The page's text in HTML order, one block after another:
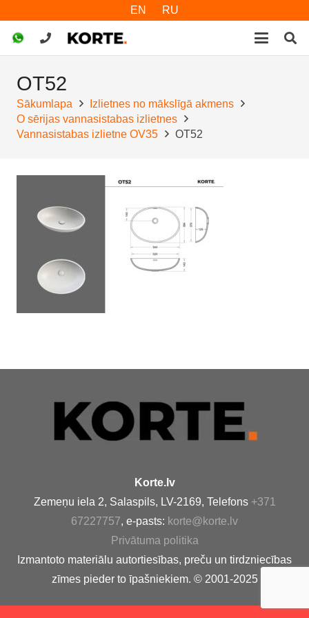
EN RU
OT52
Sākumlapa
Izlietnes no mākslīgā akmens
O sērijas vannasistabas izlietnes
Vannasistabas izlietne OV35
OT52
Korte.lv
Zemeņu iela 2, Salaspils, LV-2169, Telefons +371
67227757, e-pasts: korte@korte.lv
Privātuma politika
Izmantoto materiālu autortiesības, preču un tirdzniecības
zīmes pieder to īpašniekiem. © 2001-2025